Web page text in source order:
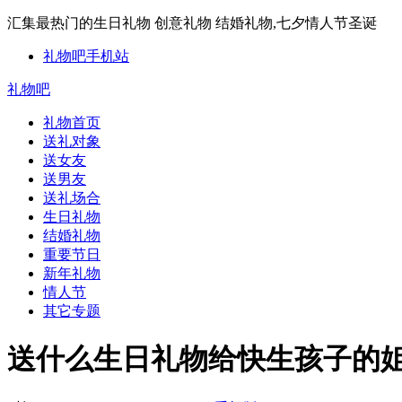
汇集最热门的生日礼物 创意礼物 结婚礼物,七夕情人节圣诞
礼物吧手机站
礼物吧
礼物首页
送礼对象
送女友
送男友
送礼场合
生日礼物
结婚礼物
重要节日
新年礼物
情人节
其它专题
送什么生日礼物给快生孩子的